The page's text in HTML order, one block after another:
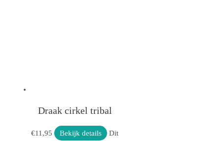
Draak cirkel tribal
€11,95 Bekijk details
Dit